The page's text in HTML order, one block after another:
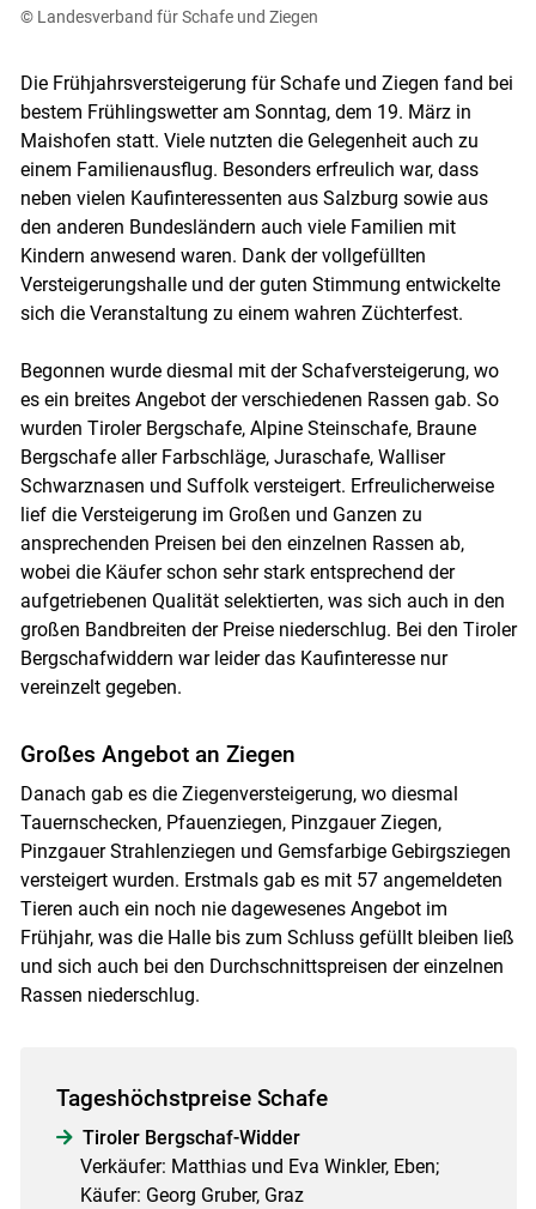
Skip to main content
© Landesverband für Schafe und Ziegen
Die Frühjahrsversteigerung für Schafe und Ziegen fand bei
bestem Frühlingswetter am Sonntag, dem 19. März in
Maishofen statt. Viele nutzten die Gelegenheit auch zu
einem Familienausflug. Besonders erfreulich war, dass
neben vielen Kaufinteressenten aus Salzburg sowie aus
den anderen Bundesländern auch viele Familien mit
Kindern anwesend waren. Dank der vollgefüllten
Versteigerungshalle und der guten Stimmung entwickelte
sich die Veranstaltung zu einem wahren Züchterfest.
Begonnen wurde diesmal mit der Schafversteigerung, wo
es ein breites Angebot der verschiedenen Rassen gab. So
wurden Tiroler Bergschafe, Alpine Steinschafe, Braune
Bergschafe aller Farbschläge, Juraschafe, Walliser
Schwarznasen und Suffolk versteigert. Erfreulicherweise
lief die Versteigerung im Großen und Ganzen zu
ansprechenden Preisen bei den einzelnen Rassen ab,
wobei die Käufer schon sehr stark entsprechend der
aufgetriebenen Qualität selektierten, was sich auch in den
großen Bandbreiten der Preise niederschlug. Bei den Tiroler
Bergschafwiddern war leider das Kaufinteresse nur
vereinzelt gegeben.
Großes Angebot an Ziegen
Danach gab es die Ziegenversteigerung, wo diesmal
Tauernschecken, Pfauenziegen, Pinzgauer Ziegen,
Pinzgauer Strahlenziegen und Gemsfarbige Gebirgsziegen
versteigert wurden. Erstmals gab es mit 57 angemeldeten
Tieren auch ein noch nie dagewesenes Angebot im
Frühjahr, was die Halle bis zum Schluss gefüllt bleiben ließ
und sich auch bei den Durchschnittspreisen der einzelnen
Rassen niederschlug.
Tageshöchstpreise Schafe
Tiroler Bergschaf-Widder
Verkäufer: Matthias und Eva Winkler, Eben;
Käufer: Georg Gruber, Graz